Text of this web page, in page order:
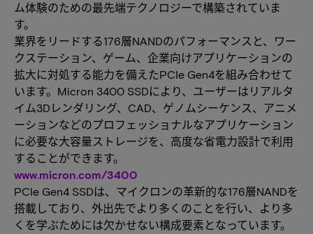
ム体験のための最先端テクノロジーで構築されていま
す。
業界をリードする176層NANDのパフォーマンスと、ワー
クステーション、ゲーム、企業向けアプリケーションの
拡大に対処する能力を備えたPCIe Gen4を組み合わせて
います。Micron 3400 SSDにより、ユーザーはリアルタ
イム3Dレンダリング、CAD、ゲノムシーケンス、アニメ
ーションなどのプロフェッショナルなアプリケーション
に必要な大容量ストレージを、高度な省電力設計で利用
することができます。
www.micron.com/3400
PCIe Gen4 SSDは、マイクロンの革新的な176層NANDを
搭載しており、外出先でより多くのことを行い、より多
くを学ぶためには欠かせない構成要素となっています。